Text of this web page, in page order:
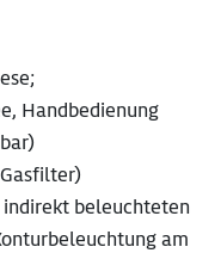
Handbedienung
beleuchteten
am